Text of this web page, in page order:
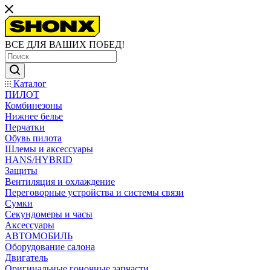
ВСЕ ДЛЯ ВАШИХ ПОБЕД!
Каталог
ПИЛОТ
Комбинезоны
Нижнее белье
Перчатки
Обувь пилота
Шлемы и аксессуары
HANS/HYBRID
Защиты
Вентиляция и охлаждение
Переговорные устройства и системы связи
Сумки
Секундомеры и часы
Аксессуары
АВТОМОБИЛЬ
Оборудование салона
Двигатель